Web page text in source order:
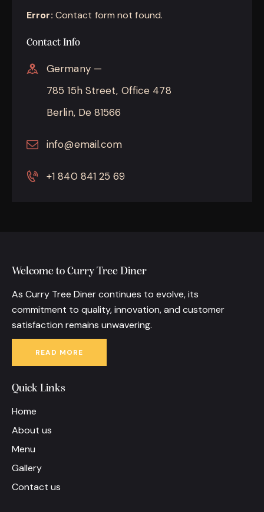
Error: Contact form not found.
Contact Info
Germany —
785 15h Street, Office 478
Berlin, De 81566
info@email.com
+1 840 841 25 69
Welcome to Curry Tree Diner
As Curry Tree Diner continues to evolve, its
commitment to quality, innovation, and customer
satisfaction remains unwavering.
READ MORE
Quick Links
Home
About us
Menu
Gallery
Contact us